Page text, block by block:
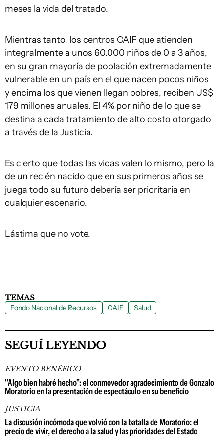
meses la vida del tratado.
Mientras tanto, los centros CAIF que atienden
integralmente a unos 60.000 niños de 0 a 3 años,
en su gran mayoría de población extremadamente
vulnerable en un país en el que nacen pocos niños
y encima los que vienen llegan pobres, reciben US$
179 millones anuales. El 4% por niño de lo que se
destina a cada tratamiento de alto costo otorgado
a través de la Justicia.
Es cierto que todas las vidas valen lo mismo, pero la
de un recién nacido que en sus primeros años se
juega todo su futuro debería ser prioritaria en
cualquier escenario.
Lástima que no vote.
TEMAS
Fondo Nacional de Recursos CAIF Salud
SEGUÍ LEYENDO
EVENTO BENÉFICO
"Algo bien habré hecho": el conmovedor agradecimiento de Gonzalo
Moratorio en la presentación de espectáculo en su beneficio
JUSTICIA
La discusión incómoda que volvió con la batalla de Moratorio: el
precio de vivir, el derecho a la salud y las prioridades del Estado